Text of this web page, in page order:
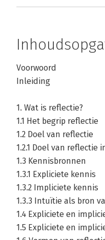
Nicolien van Tol werkt
Andere
Bekijk alle boeken
Voorwoord
Inleiding
1. Wat is reflectie?
1.1 Het begrip reflectie
1.2 Doel van reflectie
1.2.1 Doel van
1.3 Kennisbronnen
1.3.1 Expliciete kennis
1.3.2 Impliciete kennis
1.3.3 Intuïtie als bron
1.4 Expliciete en
1.5 Expliciete en